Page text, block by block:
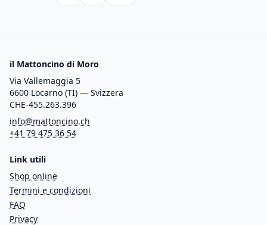
il Mattoncino di Moro
Via Vallemaggia 5
6600 Locarno (TI) — Svizzera
CHE-455.263.396
info@mattoncino.ch
+41 79 475 36 54
Link utili
Shop online
Termini e condizioni
FAQ
Privacy